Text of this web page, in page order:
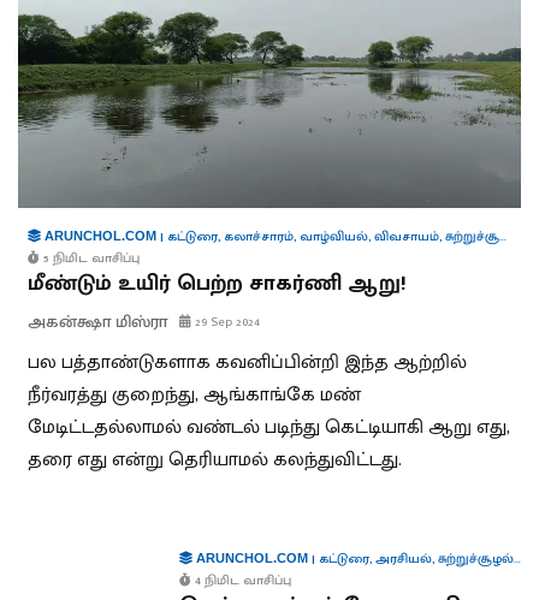
ARUNCHOL.COM | கட்டுரை, கலாச்சாரம், வாழ்வியல்,விவசாயம்,சுற்றுச்சூழல்
5 நிமிட வாசிப்பு
மீண்டும் உயிர் பெற்ற சாகர்ணி ஆறு!
அகன்க்ஷா மிஸ்ரா 29 Sep 2024
பல பத்தாண்டுகளாக கவனிப்பின்றி இந்த ஆற்றில்
நீர்வரத்து குறைந்து, ஆங்காங்கே மண்
மேடிட்டதல்லாமல் வண்டல் படிந்து கெட்டியாகி ஆறு எது,
தரை எது என்று தெரியாமல் கலந்துவிட்டது.
ARUNCHOL.COM| கட்டுரை,அரசியல்,சுற்றுச்சூழல்,
4 நிமிட வாசிப்பு